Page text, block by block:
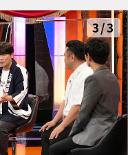
3/3